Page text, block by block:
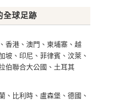
全球足跡
香港、澳門、柬埔寨、越
坡、印尼、菲律賓、汶萊、
伯聯合大公國、土耳其
、比利時、盧森堡、德國、